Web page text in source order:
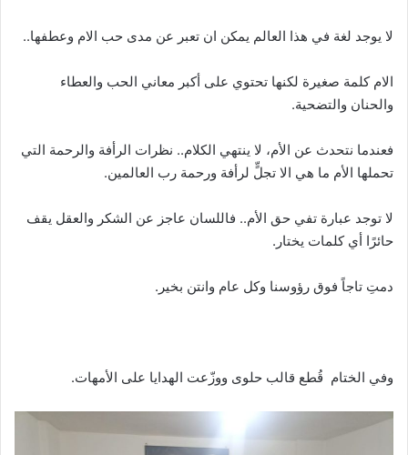
لا يوجد لغة في هذا العالم يمكن ان تعبر عن مدى حب الام وعطفها..
الام كلمة صغيرة لكنها تحتوي على أكبر معاني الحب والعطاء
والحنان والتضحية.
فعندما نتحدث عن الأم، لا ينتهي الكلام.. نظرات الرأفة والرحمة التي
تحملها الأم ما هي الا تجلٍّ لرأفة ورحمة رب العالمين.
لا توجد عبارة تفي حق الأم.. فاللسان عاجز عن الشكر والعقل يقف
حائرًا أي كلمات يختار.
دمتِ تاجاً فوق رؤوسنا وكل عام وانتن بخير.
وفي الختام قُطع قالب حلوى ووزّعت الهدايا على الأمهات.